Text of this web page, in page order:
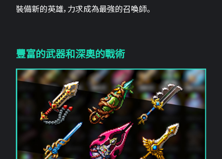
裝備新的英雄，力求成為最強的召喚師。
豐富的武器和深奧的戰術